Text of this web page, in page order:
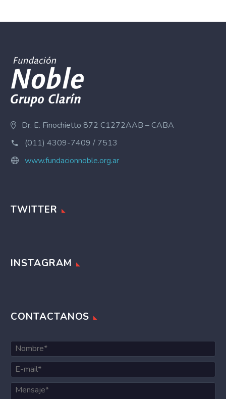
Dr. E. Finochietto 872 C1272AAB – CABA
(011) 4309-7409 / 7513
www.fundacionnoble.org.ar
TWITTER
INSTAGRAM
CONTACTANOS